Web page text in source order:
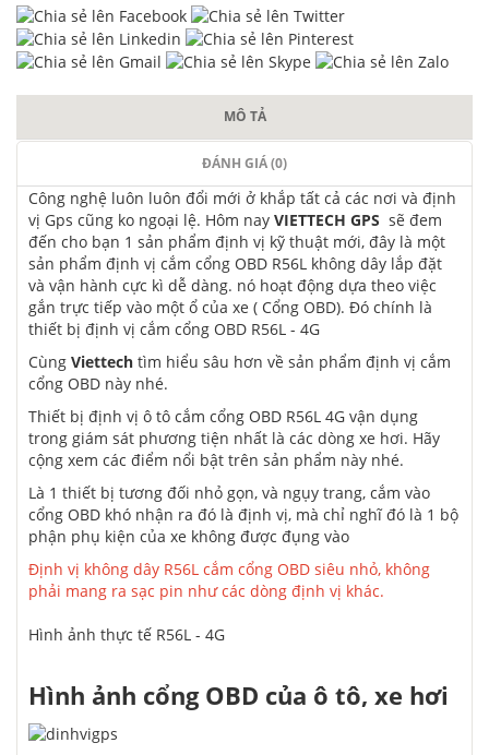
MÔ TẢ
ĐÁNH GIÁ (0)
Công nghệ luôn luôn đổi mới ở khắp tất cả các nơi và định
vị Gps cũng ko ngoại lệ. Hôm nay VIETTECH GPS sẽ đem
đến cho bạn 1 sản phẩm định vị kỹ thuật mới, đây là một
sản phẩm định vị cắm cổng OBD R56L không dây lắp đặt
và vận hành cực kì dễ dàng. nó hoạt động dựa theo việc
gắn trực tiếp vào một ổ của xe ( Cổng OBD). Đó chính là
thiết bị định vị cắm cổng OBD R56L - 4G
Cùng Viettech tìm hiểu sâu hơn về sản phẩm định vị cắm
cổng OBD này nhé.
Thiết bị định vị ô tô cắm cổng OBD R56L 4G vận dụng
trong giám sát phương tiện nhất là các dòng xe hơi. Hãy
cộng xem các điểm nổi bật trên sản phẩm này nhé.
Là 1 thiết bị tương đối nhỏ gọn, và ngụy trang, cắm vào
cổng OBD khó nhận ra đó là định vị, mà chỉ nghĩ đó là 1 bộ
phận phụ kiện của xe không được đụng vào
Định vị không dây R56L cắm cổng OBD siêu nhỏ, không
phải mang ra sạc pin như các dòng định vị khác.
Hình ảnh thực tế R56L - 4G
Hình ảnh cổng OBD của ô tô, xe hơi